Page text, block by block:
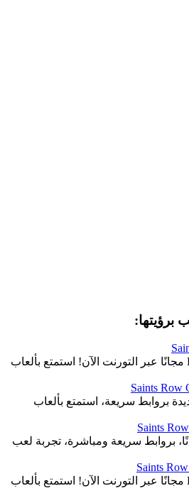
برؤيتها:
احصل على تحميل لعبة PS4 مجانًا عبر التورنت الآن! استمتع بألعاب
Saints Row
بروابط سريعة، استمتع بألعاب
Saints
بروابط سريعة ومباشرة، تجربة لعب
Saints
احصل على تحميل لعبة PS4 مجانًا عبر التورنت الآن! استمتع بألعاب